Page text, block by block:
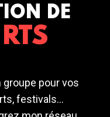
DE
groupe pour vos
festivals...